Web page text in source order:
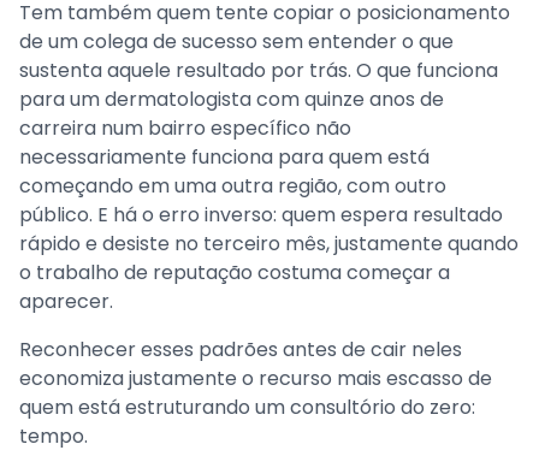
Tem também quem tente copiar o posicionamento
de um colega de sucesso sem entender o que
sustenta aquele resultado por trás. O que funciona
para um dermatologista com quinze anos de
carreira num bairro específico não
necessariamente funciona para quem está
começando em uma outra região, com outro
público. E há o erro inverso: quem espera resultado
rápido e desiste no terceiro mês, justamente quando
o trabalho de reputação costuma começar a
aparecer.
Reconhecer esses padrões antes de cair neles
economiza justamente o recurso mais escasso de
quem está estruturando um consultório do zero:
tempo.